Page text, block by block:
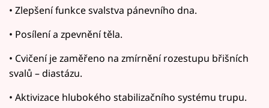
• Zlepšení funkce svalstva pánevního dna.
• Posílení a zpevnění těla.
• Cvičení je zaměřeno na zmírnění rozestupu břišních
svalů – diastázu.
• Aktivizace hlubokého stabilizačního systému trupu.